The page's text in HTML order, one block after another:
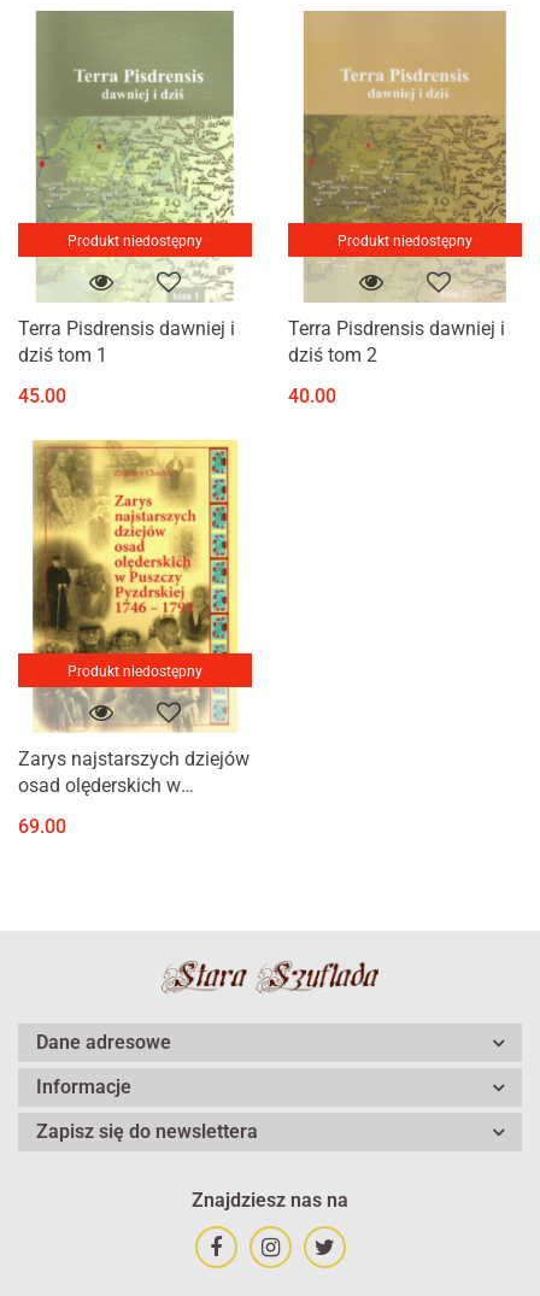
Produkt niedostępny
Terra Pisdrensis dawniej i
dziś tom 1
45.00
Produkt niedostępny
Terra Pisdrensis dawniej i
dziś tom 2
40.00
Produkt niedostępny
Zarys najstarszych dziejów
osad olęderskich w
1793
69.00
Dane adresowe
Informacje
Zapisz się do newslettera
Znajdziesz nas na